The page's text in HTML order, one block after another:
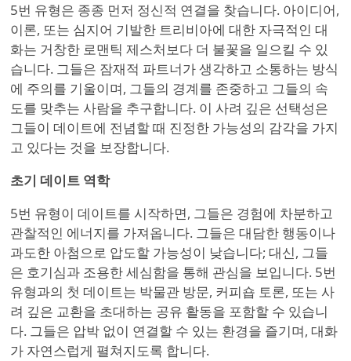
5번 유형은 종종 먼저 정신적 연결을 찾습니다. 아이디어,
이론, 또는 심지어 기발한 트리비아에 대한 자극적인 대
화는 거창한 로맨틱 제스처보다 더 불꽃을 일으킬 수 있
습니다. 그들은 잠재적 파트너가 생각하고 소통하는 방식
에 주의를 기울이며, 그들의 경계를 존중하고 그들의 속
도를 맞추는 사람을 추구합니다. 이 사려 깊은 선택성은
그들이 데이트에 전념할 때 진정한 가능성의 감각을 가지
고 있다는 것을 보장합니다.
초기 데이트 역학
5번 유형이 데이트를 시작하면, 그들은 경험에 차분하고
관찰적인 에너지를 가져옵니다. 그들은 대담한 행동이나
과도한 아첨으로 압도할 가능성이 낮습니다; 대신, 그들
은 호기심과 조용한 세심함을 통해 관심을 보입니다. 5번
유형과의 첫 데이트는 박물관 방문, 커피숍 토론, 또는 사
려 깊은 교환을 초대하는 공유 활동을 포함할 수 있습니
다. 그들은 압박 없이 연결할 수 있는 환경을 즐기며, 대화
가 자연스럽게 펼쳐지도록 합니다.